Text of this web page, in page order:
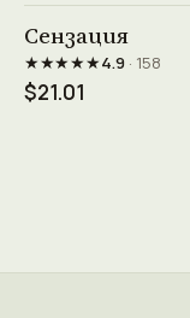
Сензация
★★★★★4.9· 158
$21.01